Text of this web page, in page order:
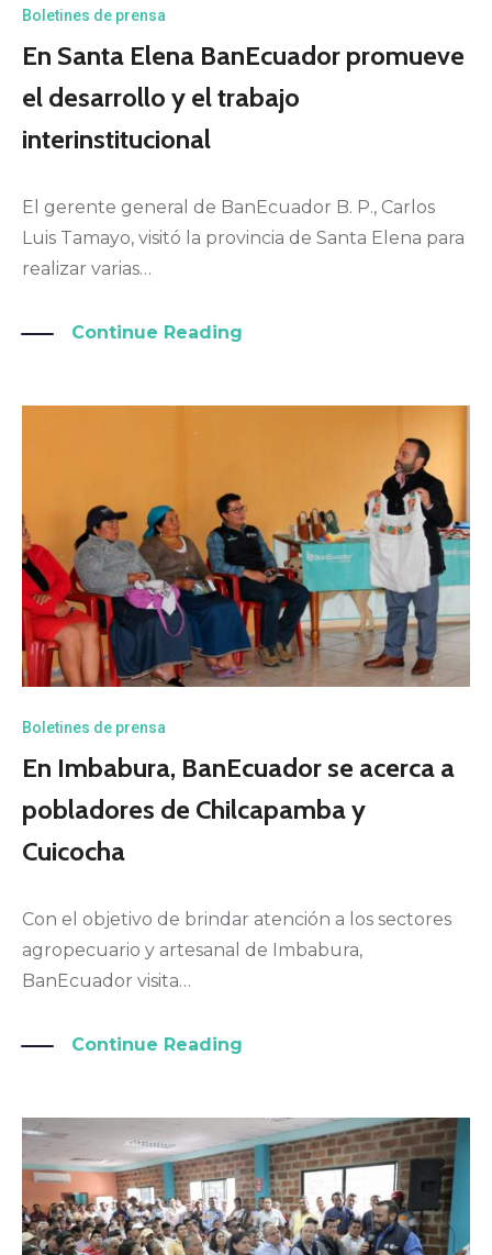
Boletines de prensa
En Santa Elena BanEcuador promueve
el desarrollo y el trabajo
interinstitucional
El gerente general de BanEcuador B. P., Carlos
Luis Tamayo, visitó la provincia de Santa Elena para
realizar varias…
Continue Reading
Boletines de prensa
En Imbabura, BanEcuador se acerca a
pobladores de Chilcapamba y
Cuicocha
Con el objetivo de brindar atención a los sectores
agropecuario y artesanal de Imbabura,
BanEcuador visita…
Continue Reading